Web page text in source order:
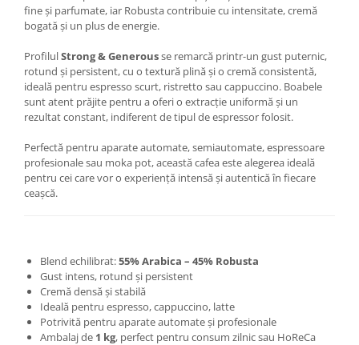
fine și parfumate, iar Robusta contribuie cu intensitate, cremă
bogată și un plus de energie.
ProfilulStrong & Generousse remarcă printr-un gust puternic,
rotund și persistent, cu o textură plină și o cremă consistentă,
ideală pentru espresso scurt, ristretto sau cappuccino. Boabele
sunt atent prăjite pentru a oferi o extracție uniformă și un
rezultat constant, indiferent de tipul de espressor folosit.
Perfectă pentru aparate automate, semiautomate, espressoare
profesionale sau moka pot, această cafea este alegerea ideală
pentru cei care vor o experiență intensă și autentică în fiecare
ceașcă.
Blend echilibrat:55% Arabica – 45% Robusta
Gust intens, rotund și persistent
Cremă densă și stabilă
Ideală pentru espresso, cappuccino, latte
Potrivită pentru aparate automate și profesionale
Ambalaj de 1 kg, perfect pentru consum zilnic sau HoReCa